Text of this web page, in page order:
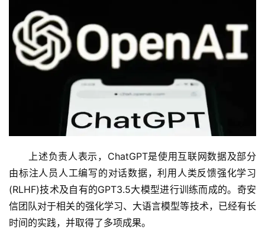
上述负责人表示，ChatGPT是使用互联网数据及部分
由标注人员人工编写的对话数据，利用人类反馈强化学习
(RLHF)技术及自有的GPT3.5大模型进行训练而成的。奇安
信团队对于相关的强化学习、大语言模型等技术，已经有长
时间的实践，并取得了多项成果。